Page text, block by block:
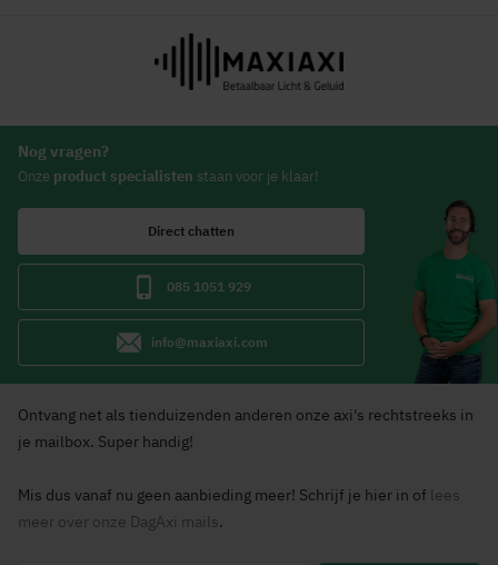
Nog vragen?
Onze product specialisten staan voor je klaar!
Direct chatten
085 1051 929
info@maxiaxi.com
Ontvang net als tienduizenden anderen onze axi's rechtstreeks in
je mailbox. Super handig!
Mis dus vanaf nu geen aanbieding meer! Schrijf je hier in of lees
meer over onze DagAxi mails.